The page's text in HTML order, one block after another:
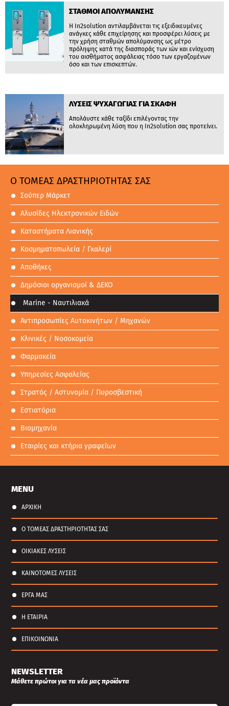
ΣΤΑΘΜΟΙ ΑΠΟΛΥΜΑΝΣΗΣ
Η In2solution αντιλαμβάνεται τις εξειδικευμένες
ανάγκες κάθε επιχείρησης και προσφέρει λύσεις με
την χρήση σταθμών απολύμανσης ως μέτρο
πρόληψης κατά της διασποράς των ιών και ενίσχυση
του αισθήματος ασφάλειας τόσο των εργαζομένων
όσο και των επισκεπτών.
ΛΥΣΕΙΣ ΨΥΧΑΓΩΓΙΑΣ ΓΙΑ ΣΚΑΦΗ
Απολάυστε κάθε ταξίδι επιλέγοντας την
ολοκληρωμένη λύση που η In2solution σας προτείνει.
Ο ΤΟΜΕΑΣ ΔΡΑΣΤΗΡΙΟΤΗΤΑΣ ΣΑΣ
Σούπερ Μάρκετ
Αλυσίδες Ηλεκτρονικών Ειδών
Καταστήματα Λιανικής
Κοσμηματοπωλεία / Γκαλερί
Αποθήκες
Δημόσιοι οργανισμοί & ΔΕΚΟ
Marine - Ναυτιλιακά
Αντιπροσωπίες Αυτοκινήτων / Μηχανών
Κλινικές / Νοσοκομεία
Φαρμακεία
Υπηρεσίες Ασφαλείας
Στρατός / Αστυνομία / Πυροσβεστική
Εστιατόρια
Βιομηχανία
Εταιρίες και κτήρια γραφείων
MENU
ΑΡΧΙΚΗ
Ο ΤΟΜΕΑΣ ΔΡΑΣΤΗΡΙΟΤΗΤΑΣ ΣΑΣ
ΟΙΚΙΑΚΕΣ ΛΥΣΕΙΣ
ΚΑΙΝΟΤΟΜΕΣ ΛΥΣΕΙΣ
ΕΡΓΑ ΜΑΣ
Η ΕΤΑΙΡΙΑ
ΕΠΙΚΟΙΝΩΝΙΑ
NEWSLETTER
Μάθετε πρώτοι για τα νέα μας προϊόντα